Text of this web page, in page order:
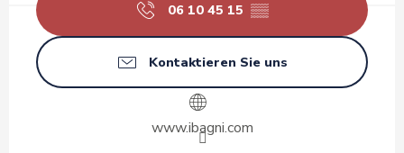
06 10 45 15 ▒▒
Kontaktieren Sie uns
www.ibagni.com